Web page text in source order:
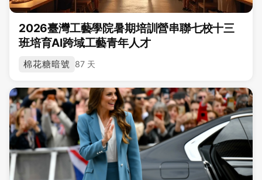
2026臺灣工藝學院暑期培訓營串聯七校十三
班培育AI跨域工藝青年人才
棉花糖暗號 87 天